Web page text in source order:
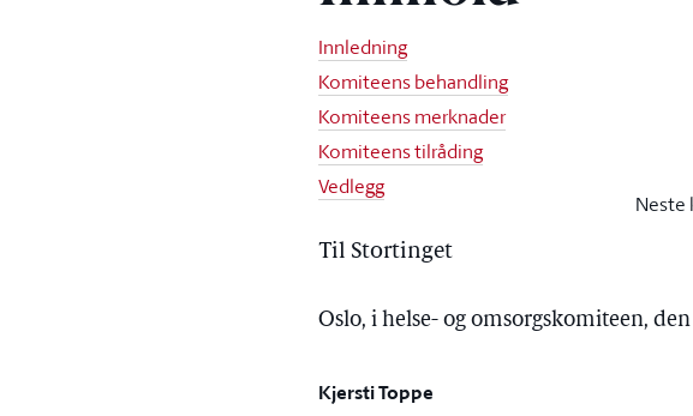
Innledning
Komiteens behandling
Komiteens merknader
Komiteens tilråding
Vedlegg
Neste
Til Stortinget
Oslo, i helse- og omsorgskomiteen,
Kjersti Toppe